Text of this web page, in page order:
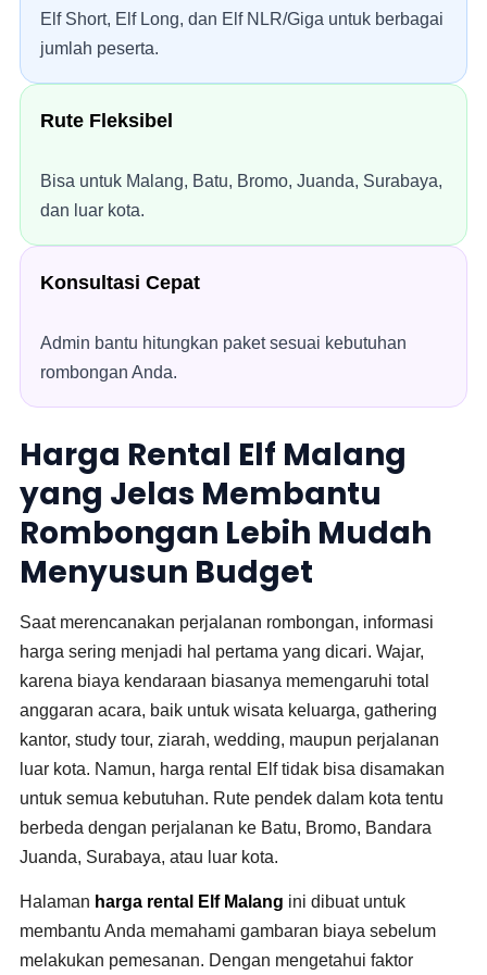
Elf Short, Elf Long, dan Elf NLR/Giga untuk berbagai
jumlah peserta.
Rute Fleksibel
Bisa untuk Malang, Batu, Bromo, Juanda, Surabaya,
dan luar kota.
Konsultasi Cepat
Admin bantu hitungkan paket sesuai kebutuhan
rombongan Anda.
Harga Rental Elf Malang
yang Jelas Membantu
Rombongan Lebih Mudah
Menyusun Budget
Saat merencanakan perjalanan rombongan, informasi
harga sering menjadi hal pertama yang dicari. Wajar,
karena biaya kendaraan biasanya memengaruhi total
anggaran acara, baik untuk wisata keluarga, gathering
kantor, study tour, ziarah, wedding, maupun perjalanan
luar kota. Namun, harga rental Elf tidak bisa disamakan
untuk semua kebutuhan. Rute pendek dalam kota tentu
berbeda dengan perjalanan ke Batu, Bromo, Bandara
Juanda, Surabaya, atau luar kota.
Halaman harga rental Elf Malang ini dibuat untuk
membantu Anda memahami gambaran biaya sebelum
melakukan pemesanan. Dengan mengetahui faktor